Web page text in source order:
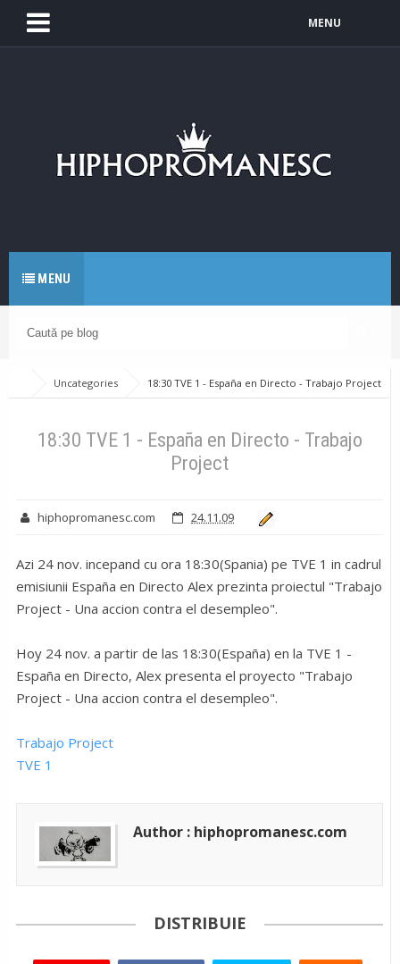
MENU
MENU
Uncategories 18:30 TVE 1 - España en Directo - Trabajo Project
18:30 TVE 1 - España en Directo - Trabajo
Project
hiphopromanesc.com 24.11.09
Azi 24 nov. incepand cu ora 18:30(Spania) pe TVE 1 in cadrul
emisiunii España en Directo Alex prezinta proiectul "Trabajo
Project - Una accion contra el desempleo".
Hoy 24 nov. a partir de las 18:30(España) en la TVE 1 -
España en Directo, Alex presenta el proyecto "Trabajo
Project - Una accion contra el desempleo".
Trabajo Project
TVE 1
Author : hiphopromanesc.com
DISTRIBUIE